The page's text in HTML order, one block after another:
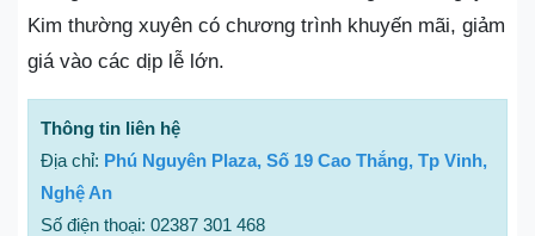
Kim thường xuyên có chương trình khuyến mãi, giảm
giá vào các dịp lễ lớn.
Thông tin liên hệ
Địa chỉ: Phú Nguyên Plaza, Số 19 Cao Thắng, Tp Vinh,
Nghệ An
Số điện thoại: 02387 301 468